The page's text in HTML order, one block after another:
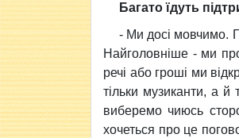
Багато їдуть
- Ми досі мовчимо.
Найголовніше - ми
речі або гроші ми
тільки музиканти, а
виберемо чиюсь
хочеться про це